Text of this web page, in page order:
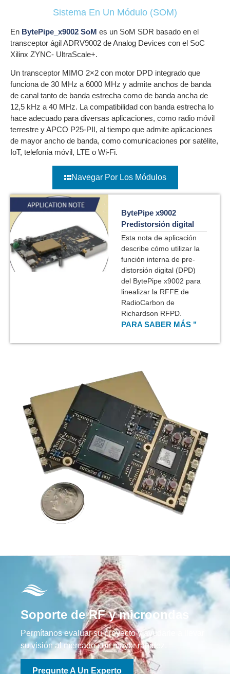
Sistema En Un Módulo (SOM)
En BytePipe_x9002 SoM es un SoM SDR basado en el
transceptor ágil ADRV9002 de Analog Devices con el SoC
Xilinx ZYNC- UltraScale+.
Un transceptor MIMO 2×2 con motor DPD integrado que
funciona de 30 MHz a 6000 MHz y admite anchos de banda
de canal tanto de banda estrecha como de banda ancha de
12,5 kHz a 40 MHz. La compatibilidad con banda estrecha lo
hace adecuado para diversas aplicaciones, como radio móvil
terrestre y APCO P25-PII, al tiempo que admite aplicaciones
de mayor ancho de banda, como comunicaciones por satélite,
IoT, telefonía móvil, LTE o Wi-Fi.
Navegar Por Los Módulos
BytePipe x9002
Predistorsión digital
Esta nota de aplicación
describe cómo utilizar la
función interna de pre-
distorsión digital (DPD)
del BytePipe x9002 para
linealizar la RFFE de
RadioCarbon de
Richardson RFPD.
PARA SABER MÁS "
Soporte de RF y microondas
Permítanos evaluar su proyecto y ayudarle a llevar
su visión al mercado con mayor rapidez.
Pregunte A Un Experto